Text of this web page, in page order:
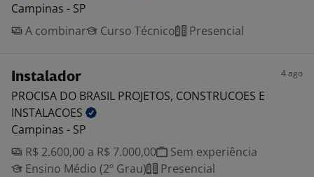
Campinas - SP
A combinar
Curso Técnico Presencial
Instalador 4 ago
PROCISA DO BRASIL PROJETOS, CONSTRUCOES E
INSTALACOES
Campinas - SP
R$ 2.600,00 a R$ 7.000,00
Sem experiência
Ensino Médio (2º Grau)
Presencial